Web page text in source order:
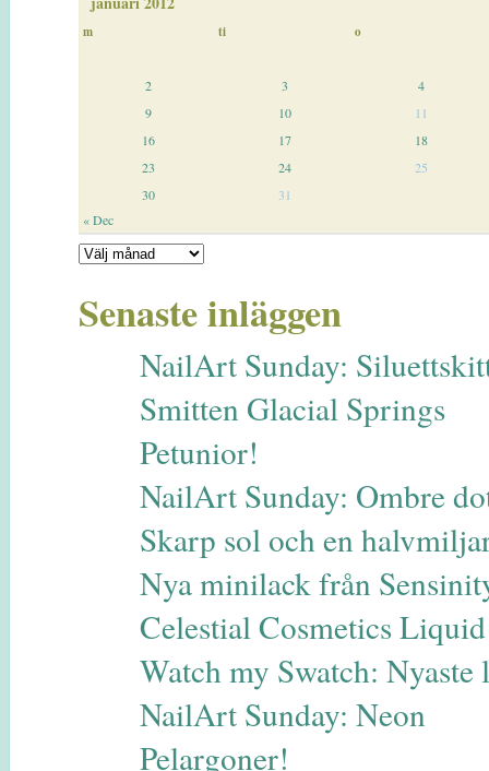
m ti o
« Dec
2 3
4
9
10
11
16
17
18
23
24
25
30
31
Senaste inläggen
NailArt Sunday:
Smitten Glacial Springs
Petunior!
NailArt Sunday: Ombre
Skarp sol och en
Nya minilack från
Celestial Cosmetics
Watch my Swatch: Nyaste
NailArt Sunday: Neon
Pelargoner!